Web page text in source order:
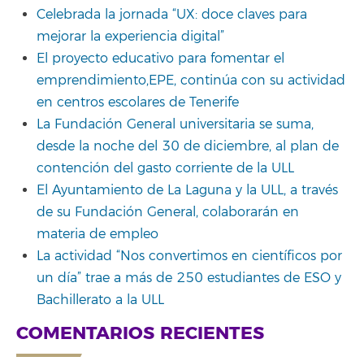
Celebrada la jornada “UX: doce claves para
mejorar la experiencia digital”
El proyecto educativo para fomentar el
emprendimiento,EPE, continúa con su actividad
en centros escolares de Tenerife
La Fundación General universitaria se suma,
desde la noche del 30 de diciembre, al plan de
contención del gasto corriente de la ULL
El Ayuntamiento de La Laguna y la ULL, a través
de su Fundación General, colaborarán en
materia de empleo
La actividad “Nos convertimos en científicos por
un día” trae a más de 250 estudiantes de ESO y
Bachillerato a la ULL
COMENTARIOS RECIENTES